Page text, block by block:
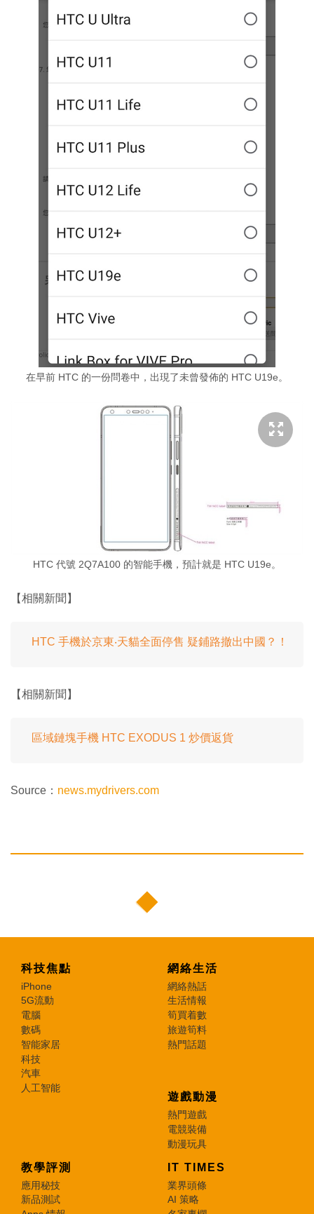
在早前 HTC 的一份問卷中，出現了未曾發佈的 HTC U19e。
HTC 代號 2Q7A100 的智能手機，預計就是 HTC U19e。
【相關新聞】
HTC 手機於京東‧天貓全面停售 疑鋪路撤出中國？！
【相關新聞】
區域鏈塊手機 HTC EXODUS 1 炒價返貨
Source： news.mydrivers.com
科技焦點
iPhone
5G流動
電腦
數碼
智能家居
科技
汽車
人工智能
網絡生活
網絡熱話
生活情報
筍買着數
旅遊筍料
熱門話題
遊戲動漫
熱門遊戲
電競裝備
動漫玩具
教學評測
應用秘技
新品測試
IT TIMES
業界頭條
AI 策略